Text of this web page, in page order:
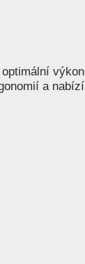
výkon
a nabízí